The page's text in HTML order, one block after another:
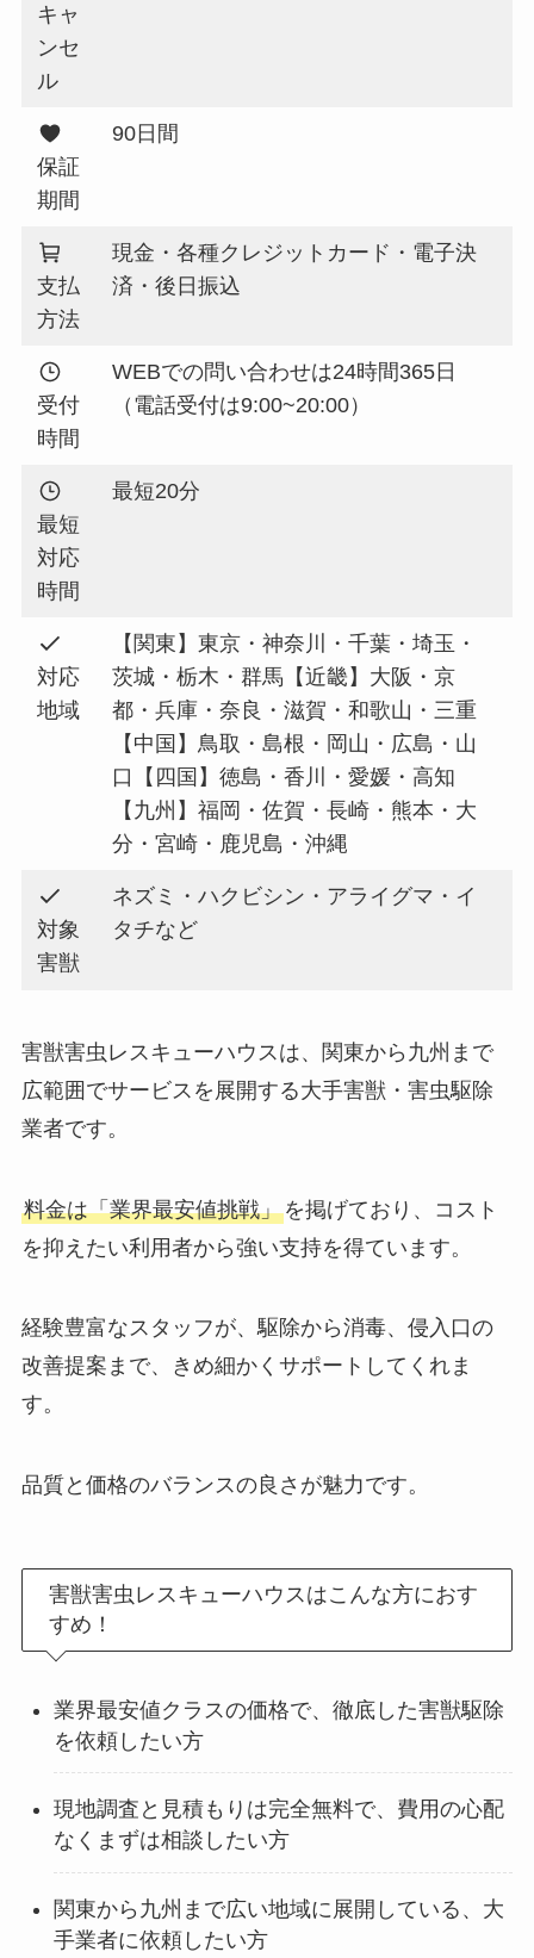
キャ
ンセ
ル
保証
期間
90日間
支払
方法
現金・各種クレジットカード・電子決
済・後日振込
受付
時間
WEBでの問い合わせは24時間365日
（電話受付は9:00~20:00）
最短
対応
時間
最短20分
対応
地域
【関東】東京・神奈川・千葉・埼玉・
茨城・栃木・群馬【近畿】大阪・京
都・兵庫・奈良・滋賀・和歌山・三重
【中国】鳥取・島根・岡山・広島・山
口【四国】徳島・香川・愛媛・高知
【九州】福岡・佐賀・長崎・熊本・大
分・宮崎・鹿児島・沖縄
対象
害獣
ネズミ・ハクビシン・アライグマ・イ
タチなど
害獣害虫レスキューハウスは、関東から九州まで
広範囲でサービスを展開する大手害獣・害虫駆除
業者です。
料金は「業界最安値挑戦」を掲げており、コスト
を抑えたい利用者から強い支持を得ています。
経験豊富なスタッフが、駆除から消毒、侵入口の
改善提案まで、きめ細かくサポートしてくれま
す。
品質と価格のバランスの良さが魅力です。
害獣害虫レスキューハウスはこんな方におす
すめ！
業界最安値クラスの価格で、徹底した害獣駆除
を依頼したい方
現地調査と見積もりは完全無料で、費用の心配
なくまずは相談したい方
関東から九州まで広い地域に展開している、大
手業者に依頼したい方